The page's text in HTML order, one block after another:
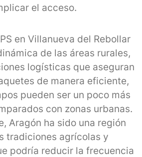
el acceso.
en Villanueva del Rebollar
de las áreas rurales,
logísticas que aseguran
de manera eficiente,
pueden ser un poco más
con zonas urbanas.
Aragón ha sido una región
tradiciones agrícolas y
podría reducir la frecuencia